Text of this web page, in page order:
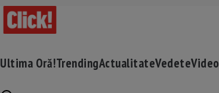
Ultima Oră!TrendingActualitateVedeteVideo